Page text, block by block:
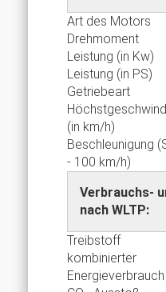
Art des Motors
Drehmoment
Leistung (in Kw)
Leistung (in PS)
Getriebeart
(in km/h)
Beschleunigung
- 100 km/h)
Verbrauchs-
nach WLTP:
Treibstoff
kombinierter
Energieverbrauch